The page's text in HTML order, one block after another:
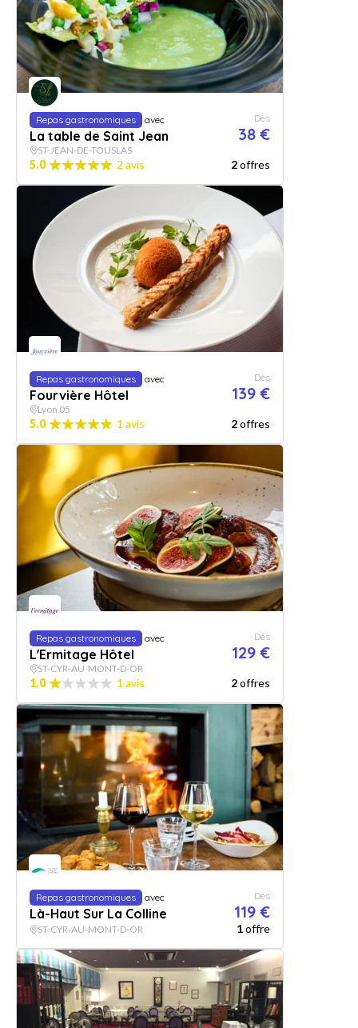
Repas gastronomiques avec
La table de Saint Jean
Dès
38 €
ST-JEAN-DE-TOUSLAS
5.0 2 avis 2offres
Repas gastronomiques avec
Fourvière Hôtel
Dès
139 €
Lyon 05
5.0 1 avis 2offres
Repas gastronomiques avec
L'Ermitage Hôtel
Dès
129 €
ST-CYR-AU-MONT-D-OR
1.0 1 avis 2offres
Repas gastronomiques avec
Là-Haut Sur La Colline
Dès
119 €
ST-CYR-AU-MONT-D-OR 1offre